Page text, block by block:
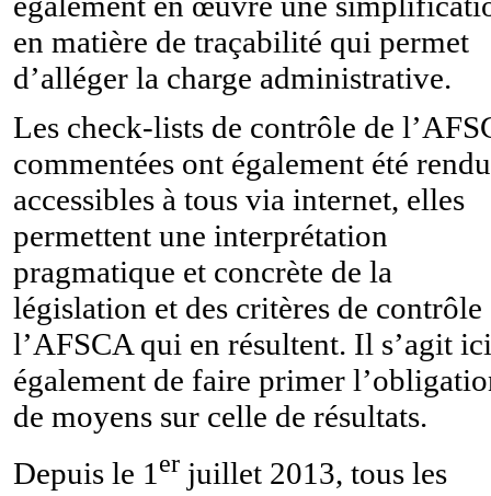
en matière de traçabilité qui permet
d’alléger la charge administrative.
Les check-lists de contrôle de
commentées ont également été
accessibles à tous via internet, elles
permettent une interprétation
pragmatique et concrète de la
législation et des critères de contrôle
l’AFSCA qui en résultent. Il s’agit ici
également de faire primer
de moyens sur celle de résultats.
Depuis le 1 er juillet 2013, tous les